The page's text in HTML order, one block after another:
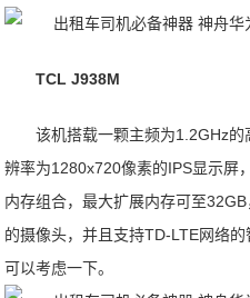
TCL J938M
该机搭载一颗主频为1.2GHz
辨率为1280x720像素的IPS显示屏
内存组合，最大扩展内存可至
的摄像头，并且支持TD-LTE网络
可以考虑一下。